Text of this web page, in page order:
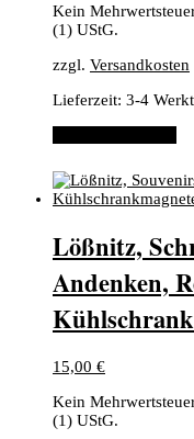
Kein
(1) UStG.
zzgl. Versandkosten
Lieferzeit: 3-4
Lößnitz,
Andenken,
15,00 €
Kein
(1) UStG.